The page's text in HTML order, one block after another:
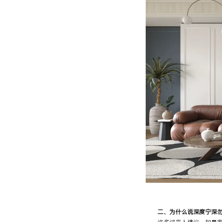
二、为什么说深度宁深